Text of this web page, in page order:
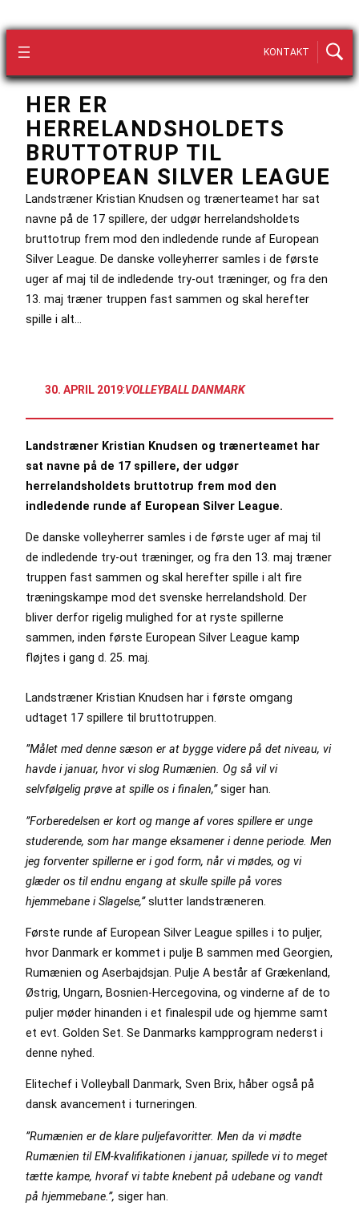
KONTAKT
HER ER
HERRELANDSHOLDETS
BRUTTOTRUP TIL
EUROPEAN SILVER LEAGUE
Landstræner Kristian Knudsen og trænerteamet har sat
navne på de 17 spillere, der udgør herrelandsholdets
bruttotrup frem mod den indledende runde af European
Silver League. De danske volleyherrer samles i de første
uger af maj til de indledende try-out træninger, og fra den
13. maj træner truppen fast sammen og skal herefter
spille i alt…
30. APRIL 2019:VOLLEYBALL DANMARK
Landstræner Kristian Knudsen og trænerteamet har
sat navne på de 17 spillere, der udgør
herrelandsholdets bruttotrup frem mod den
indledende runde af European Silver League.
De danske volleyherrer samles i de første uger af maj til
de indledende try-out træninger, og fra den 13. maj træner
truppen fast sammen og skal herefter spille i alt fire
træningskampe mod det svenske herrelandshold. Der
bliver derfor rigelig mulighed for at ryste spillerne
sammen, inden første European Silver League kamp
fløjtes i gang d. 25. maj.
Landstræner Kristian Knudsen har i første omgang
udtaget 17 spillere til bruttotruppen.
”Målet med denne sæson er at bygge videre på det niveau, vi
havde i januar, hvor vi slog Rumænien. Og så vil vi
selvfølgelig prøve at spille os i finalen,”siger han.
”Forberedelsen er kort og mange af vores spillere er unge
studerende, som har mange eksamener i denne periode. Men
jeg forventer spillerne er i god form, når vi mødes, og vi
glæder os til endnu engang at skulle spille på vores
hjemmebane i Slagelse,”slutter landstræneren.
Første runde af European Silver League spilles i to puljer,
hvor Danmark er kommet i pulje B sammen med Georgien,
Rumænien og Aserbajdsjan. Pulje A består af Grækenland,
Østrig, Ungarn, Bosnien-Hercegovina, og vinderne af de to
puljer møder hinanden i et finalespil ude og hjemme samt
et evt. Golden Set. Se Danmarks kampprogram nederst i
denne nyhed.
Elitechef i Volleyball Danmark, Sven Brix, håber også på
dansk avancement i turneringen.
”Rumænien er de klare puljefavoritter. Men da vi mødte
Rumænien til EM-kvalifikationen i januar, spillede vi to meget
tætte kampe, hvoraf vi tabte knebent på udebane og vandt
på hjemmebane.”, siger han.